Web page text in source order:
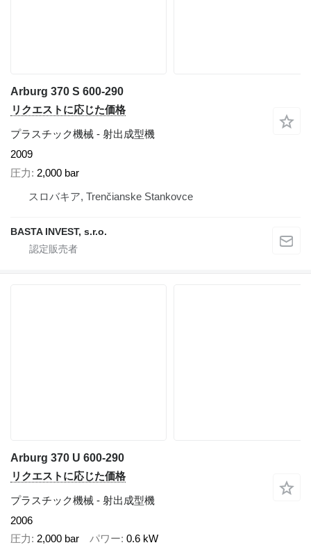
Arburg 370 S 600-290
リクエストに応じた価格
プラスチック機械 - 射出成型機
2009
圧力
2,000 bar
スロバキア, Trenčianske Stankovce
BASTA INVEST, s.r.o.
Arburg 370 U 600-290
リクエストに応じた価格
プラスチック機械 - 射出成型機
2006
圧力
2,000 bar パワー 0.6 kW